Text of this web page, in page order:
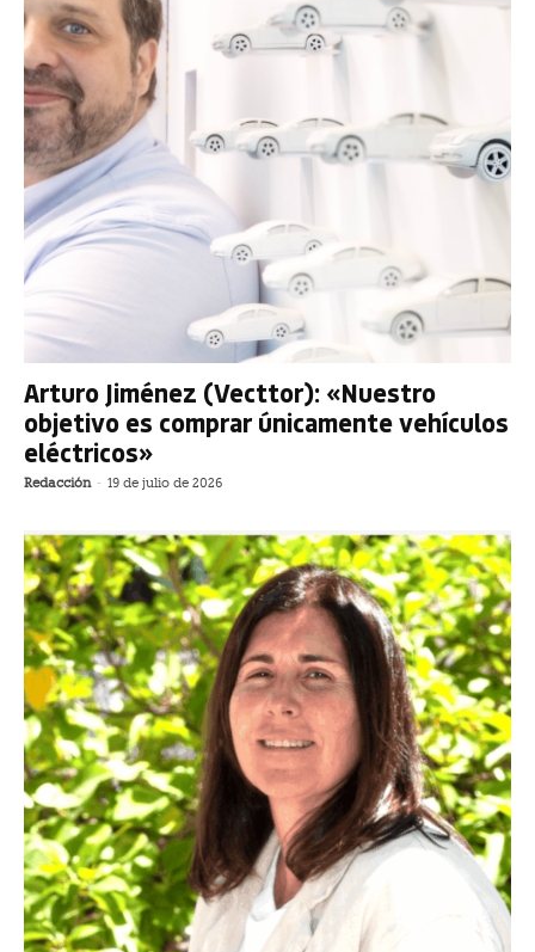
Arturo Jiménez (Vecttor): «Nuestro
objetivo es comprar únicamente vehículos
eléctricos»
Redacción - 19 de julio de 2026